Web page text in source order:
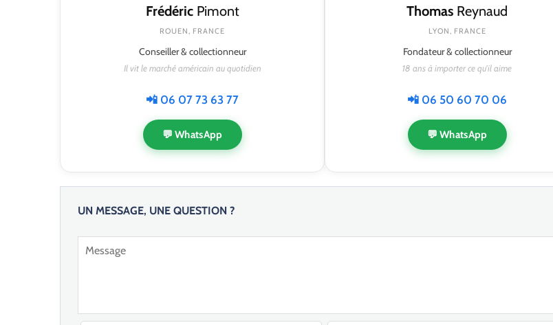
FrédéricPimont
ROUEN, FRANCE
Conseiller & collectionneur
Il vit le marché américain au quotidien
📲 06 07 73 63 77
💬 WhatsApp
Thomas Reynaud
LYON, FRANCE
Fondateur & collectionneur
18 ans à importer ce qu'il aime
📲 06 50 60 70 06
💬 WhatsApp
UN MESSAGE, UNE QUESTION ?